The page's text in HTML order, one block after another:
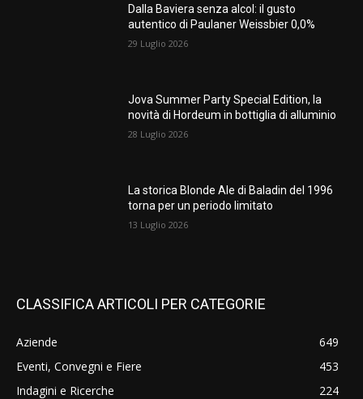
Dalla Baviera senza alcol: il gusto
autentico di Paulaner Weissbier 0,0%
29 Luglio 2026
Jova Summer Party Special Edition, la
novità di Hordeum in bottiglia di alluminio
28 Luglio 2026
La storica Blonde Ale di Baladin del 1996
torna per un periodo limitato
13 Luglio 2026
CLASSIFICA ARTICOLI PER CATEGORIE
Aziende
649
Eventi, Convegni e Fiere
453
Indagini e Ricerche
224